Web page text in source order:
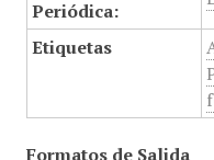
Periódica:
Etiquetas
Formatos de Salida